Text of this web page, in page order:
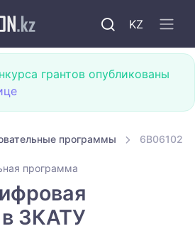
KZ
грантов опубликованы
программы 6B06102
программа
ЗКАТУ